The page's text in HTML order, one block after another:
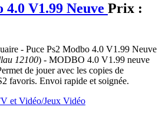
4.0 V1.99 Neuve Prix :
12100) - MODBO 4.0 V1.99 neuve
de jouer avec les copies de
favoris. Envoi rapide et soignée.
et Vidéo/Jeux Vidéo